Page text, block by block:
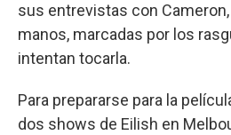
sus entrevistas con
manos, marcadas por los
intentan tocarla.
Para prepararse para la
dos shows de Eilish en